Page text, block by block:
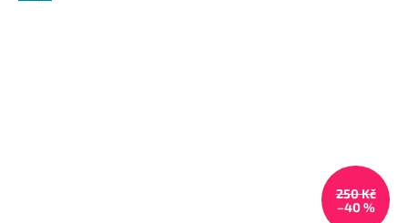
250 Kč
–40 %